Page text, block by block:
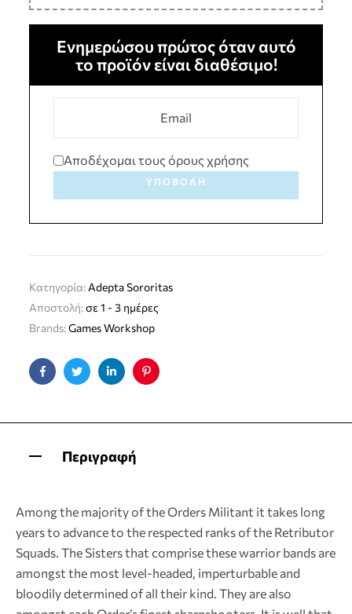
Ενημερώσου πρώτος όταν αυτό
το προϊόν είναι διαθέσιμο!
Αποδέχομαι τους όρους χρήσης
ΥΠΟΒΟΛΉ
Κατηγορία: Adepta Sororitas
Αποστολή:σε 1 - 3 ημέρες
Brands:Games Workshop
FacebookTwitterLinkedinPinterest
Περιγραφή
Among the majority of the Orders Militant it takes long
years to advance to the respected ranks of the Retributor
Squads. The Sisters that comprise these warrior bands are
amongst the most level-headed, imperturbable and
bloodily determined of all their kind. They are also